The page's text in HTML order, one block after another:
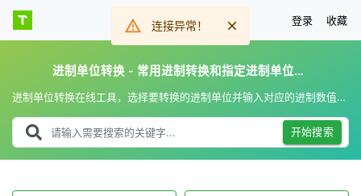
登录 收藏
进制单位转换 - 常用进制转换和指定进制单位互转
进制单位转换在线工具，选择要转换的进制单位并输入对应的进制数值，即可一键转换常用进制，还支持输入指定进制单位实时互转。
开始搜索
连接异常！